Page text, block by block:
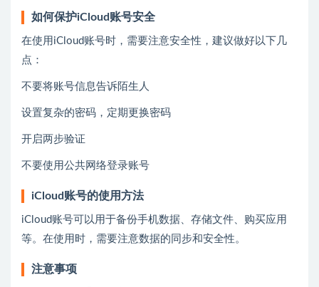
如何保护iCloud账号安全
在使用iCloud账号时，需要注意安全性，建议做好以下几
点：
不要将账号信息告诉陌生人
设置复杂的密码，定期更换密码
开启两步验证
不要使用公共网络登录账号
iCloud账号的使用方法
iCloud账号可以用于备份手机数据、存储文件、购买应用
等。在使用时，需要注意数据的同步和安全性。
注意事项